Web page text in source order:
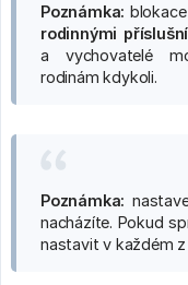
Poznámka:
rodinnými
a vychovatelé
rodinám kdykoli.
Poznámka:
nacházíte. Pokud
nastavit v každém z